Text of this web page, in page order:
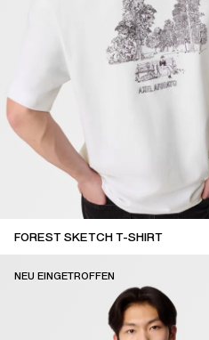
FOREST SKETCH T-SHIRT
NEU EINGETROFFEN